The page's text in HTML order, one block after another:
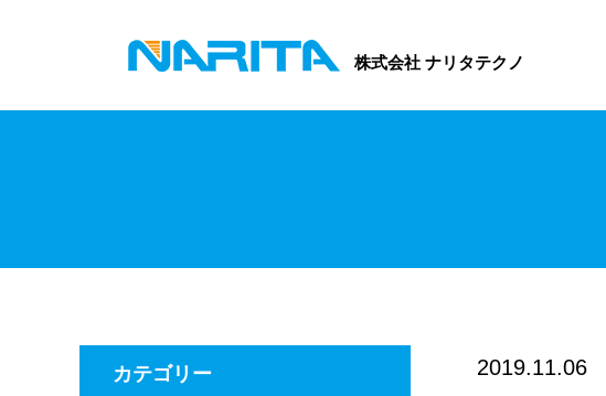
株式会社 ナリタテクノ
2019.11.06
カテゴリー